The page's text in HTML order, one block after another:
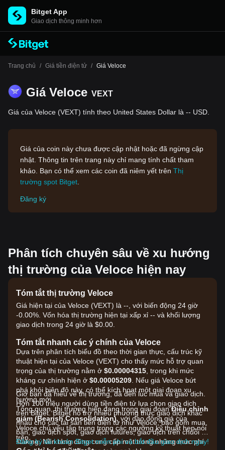
Bitget App
Giao dịch thông minh hơn
Trang chủ / Giá tiền điện tử / Giá Veloce
Giá Veloce VEXT
Giá của Veloce (VEXT) tính theo United States Dollar là -- USD.
Giá của coin này chưa được cập nhật hoặc đã ngừng cập
nhật. Thông tin trên trang này chỉ mang tính chất tham
khảo. Bạn có thể xem các coin đã niêm yết trên Thị
trường spot Bitget
Đăng ký
Phân tích chuyên sâu về xu hướng
thị trường của Veloce hiện nay
Tóm tắt thị trường Veloce
Giá hiện tại của Veloce (VEXT) là --, với biến động 24 giờ
-0.00%. Vốn hóa thị trường hiện tại xấp xỉ -- và khối lượng
giao dịch trong 24 giờ là $0.00.
Tóm tắt nhanh các ý chính của Veloce
Dựa trên phân tích biểu đồ theo thời gian thực, cấu trúc kỹ
thuật hiện tại của Veloce (VEXT) cho thấy mức hỗ trợ quan
trọng của thị trường nằm ở $0.00004315 , trong khi mức
kháng cự chính hiện ở $0.00005209 . Nếu giá Veloce bứt
phá khỏi biên độ này, có thể kích hoạt một giai đoạn xu
hướng mới.
Tổng quan, thị trường hiện đang trong giai đoạnĐiều chỉnh
giảm (Bearish Consolidation), với dao động giá của
Veloce chủ yếu tập trung trong các ngưỡng kỹ thuật hẹp nói
trên.
Giờ bạn đã hiểu về thị trường, đã đến lúc mua và giao dịch.
Hơn 100 triệu người dùng tiền điện tử lựa chọn giao dịch
trên Bitget. Bitget hỗ trợ nhiều phương thức giao dịch khác
nhau cho các tài sản tiền điện tử như Veloce, bao gồm mua,
bán, giao dịch spot, giao dịch futures, giao dịch trên chuỗi và
staking. Nền tảng cũng cung cấp một trong những mức phí
Đăng ký tài khoản Bitget miễn phí và bắt đầu giao dịch ngay!